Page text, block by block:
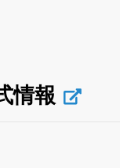
情報